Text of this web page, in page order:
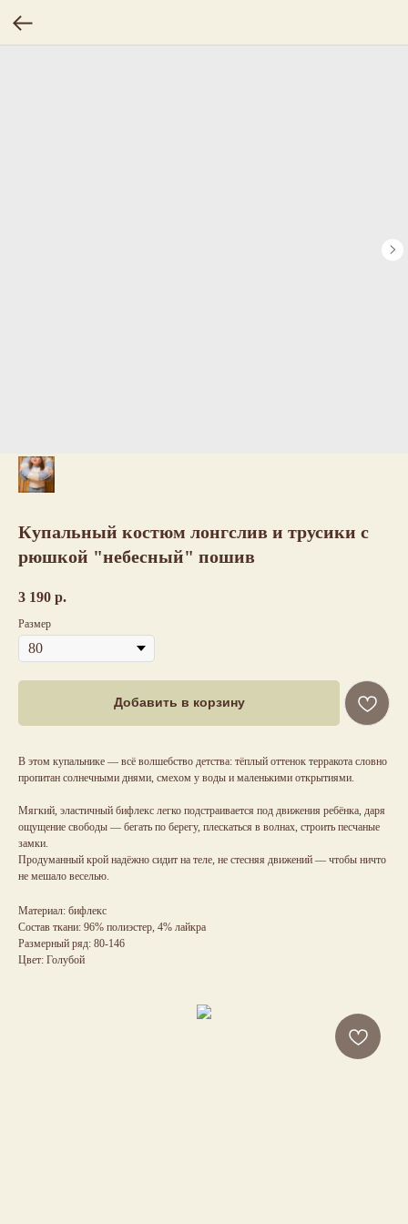
Купальный костюм лонгслив и трусики с
рюшкой "небесный" пошив
3 190 р.
Размер
Добавить в корзину
В этом купальнике — всё волшебство детства: тёплый оттенок терракота словно
пропитан солнечными днями, смехом у воды и маленькими открытиями.
Мягкий, эластичный бифлекс легко подстраивается под движения ребёнка, даря
ощущение свободы — бегать по берегу, плескаться в волнах, строить песчаные
замки.
Продуманный крой надёжно сидит на теле, не стесняя движений — чтобы ничто
не мешало веселью.
Материал: бифлекс
Состав ткани: 96% полиэстер, 4% лайкра
Размерный ряд: 80-146
Цвет: Голубой